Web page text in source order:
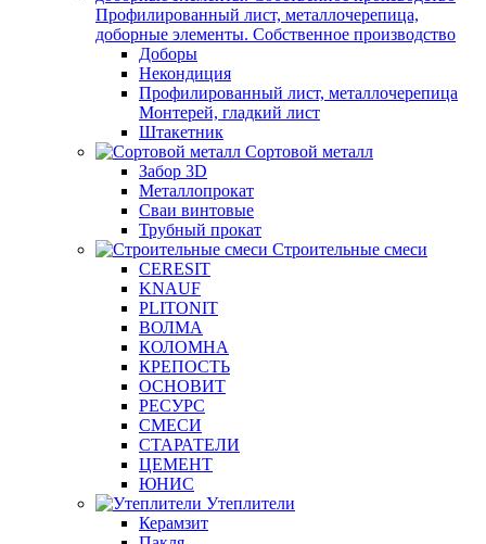
Профилированный лист, металлочерепица,
доборные элементы. Собственное производство
Доборы
Некондиция
Профилированный лист, металлочерепица
Монтерей, гладкий лист
Штакетник
Сортовой металл
Забор 3D
Металлопрокат
Сваи винтовые
Трубный прокат
Строительные смеси
CERESIT
KNAUF
PLITONIT
ВОЛМА
КОЛОМНА
КРЕПОСТЬ
ОСНОВИТ
РЕСУРС
СМЕСИ
СТАРАТЕЛИ
ЦЕМЕНТ
ЮНИС
Утеплители
Керамзит